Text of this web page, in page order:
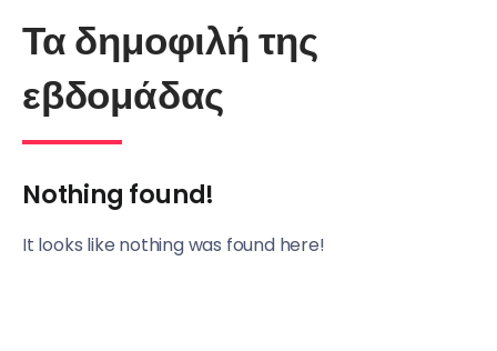
Τα δημοφιλή της
εβδομάδας
Nothing found!
It looks like nothing was found here!